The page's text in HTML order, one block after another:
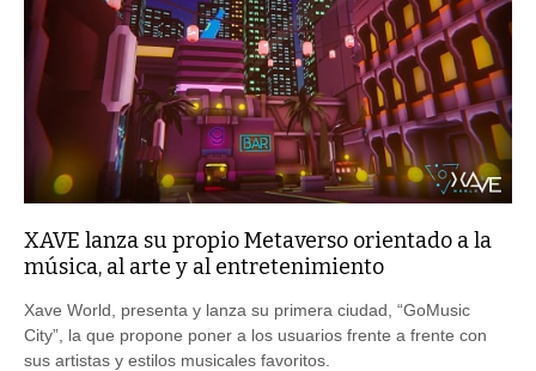
XAVE lanza su propio Metaverso orientado a la
música, al arte y al entretenimiento
Xave World, presenta y lanza su primera ciudad, “GoMusic
City”, la que propone poner a los usuarios frente a frente con
sus artistas y estilos musicales favoritos.